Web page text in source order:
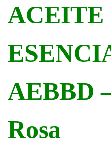
ACEITE
AEBBD
Rosa